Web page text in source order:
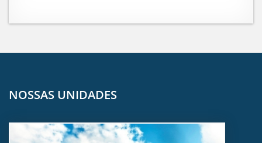
NOSSAS UNIDADES